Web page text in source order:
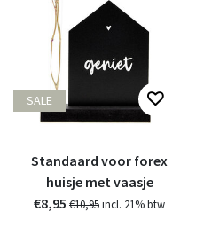
SALE
Standaard voor forex
huisje met vaasje
€8,95 €10,95incl. 21% btw